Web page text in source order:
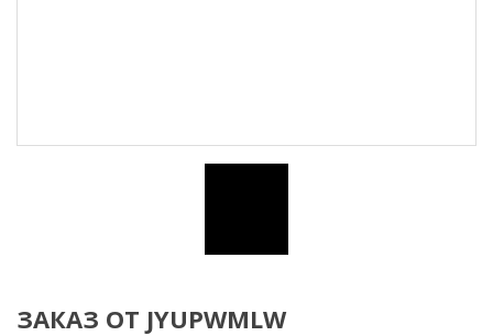
ЗАКАЗ ОТ JYUPWMLW